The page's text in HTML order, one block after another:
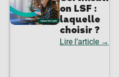
on LSF :
laquelle
choisir ?
Lire l’article →